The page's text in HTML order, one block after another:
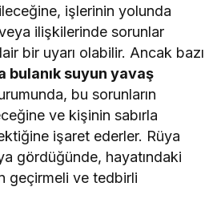
işlerinin yolunda
ilişkilerinde sorunlar
bir uyarı olabilir. Ancak bazı
bulanık suyun yavaş
bu sorunların
ve kişinin sabırla
işaret ederler. Rüya
gördüğünde, hayatındaki
geçirmeli ve tedbirli